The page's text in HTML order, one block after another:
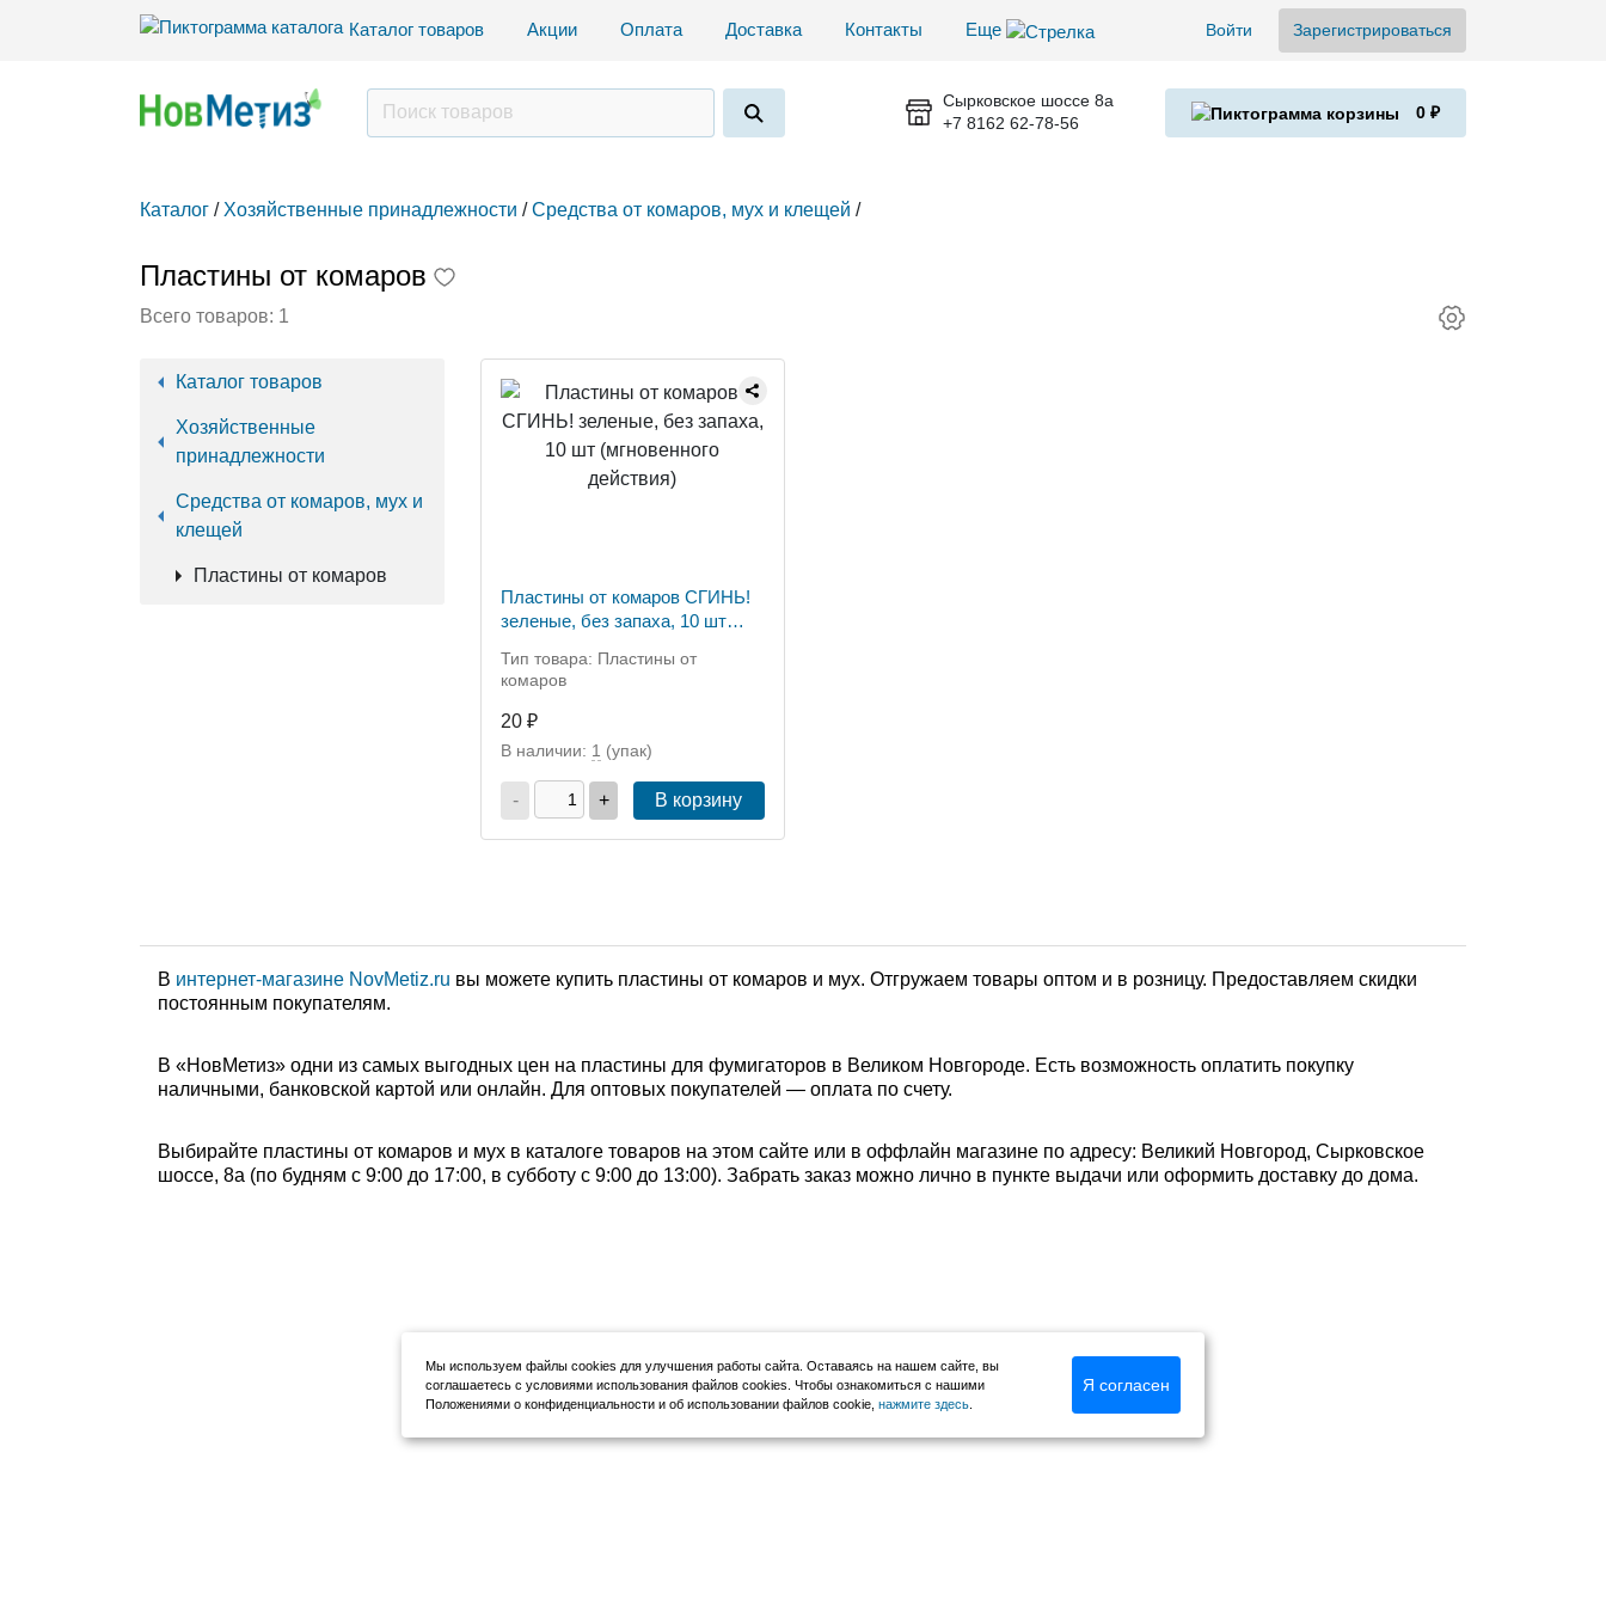
Каталог товаров Акции Оплата Доставка Контакты Еще Войти Зарегистрироваться
Сырковское шоссе 8а
+7 8162 62-78-56
0 ₽
Каталог / Хозяйственные принадлежности / Средства от комаров, мух и клещей /
Пластины от комаров
Всего товаров: 1
Каталог товаров
Хозяйственные
принадлежности
Средства от комаров, мух и
клещей
Пластины от комаров
Пластины от комаров СГИНЬ!
зеленые, без запаха, 10 шт
Тип товара: Пластины от
комаров
20 ₽
В наличии: 1 (упак)
- + В корзину
В интернет-магазине NovMetiz.ru вы можете купить пластины от комаров и мух. Отгружаем товары оптом и в розницу. Предоставляем скидки
постоянным покупателям.
В «НовМетиз» одни из самых выгодных цен на пластины для фумигаторов в Великом Новгороде. Есть возможность оплатить покупку
наличными, банковской картой или онлайн. Для оптовых покупателей — оплата по счету.
Выбирайте пластины от комаров и мух в каталоге товаров на этом сайте или в оффлайн магазине по адресу: Великий Новгород, Сырковское
шоссе, 8а (по будням с 9:00 до 17:00, в субботу с 9:00 до 13:00). Забрать заказ можно лично в пункте выдачи или оформить доставку до дома.
Мы используем файлы cookies для улучшения работы сайта. Оставаясь на нашем сайте, вы
соглашаетесь с условиями использования файлов cookies. Чтобы ознакомиться с нашими
Положениями о конфиденциальности и об использовании файлов cookie, нажмите здесь
Я согласен